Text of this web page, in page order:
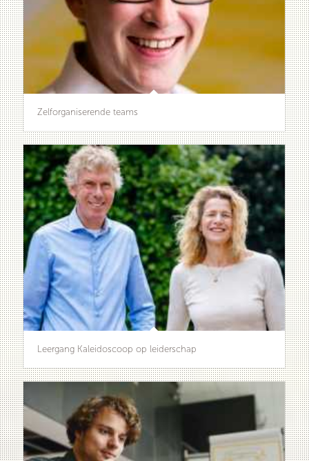
Zelforganiserende teams
Leergang Kaleidoscoop op leiderschap